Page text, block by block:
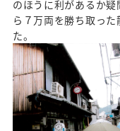
のほうに利があるか
ら７万両を勝ち取っ
た。